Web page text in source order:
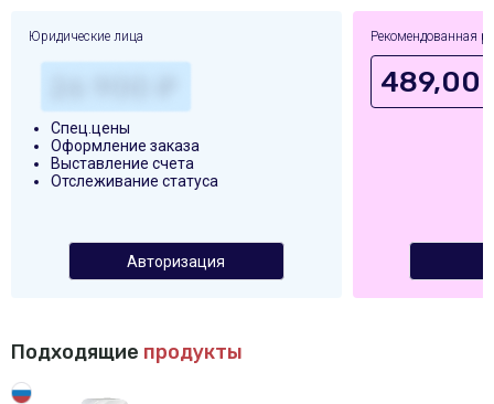
Юридические лица
Спец.цены
Оформление заказа
Выставление счета
Отслеживание статуса
Авторизация
Рекомендованная
Подходящие продукты